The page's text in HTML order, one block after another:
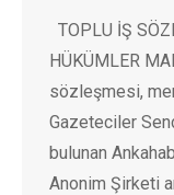
TOPLU İŞ
HÜKÜMLER
sözleşmesi,
Gazeteciler
bulunan
Anonim Şirketi